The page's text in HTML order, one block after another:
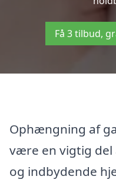
Få 3 tilbud,
Ophængning af
være en vigtig del
og indbydende